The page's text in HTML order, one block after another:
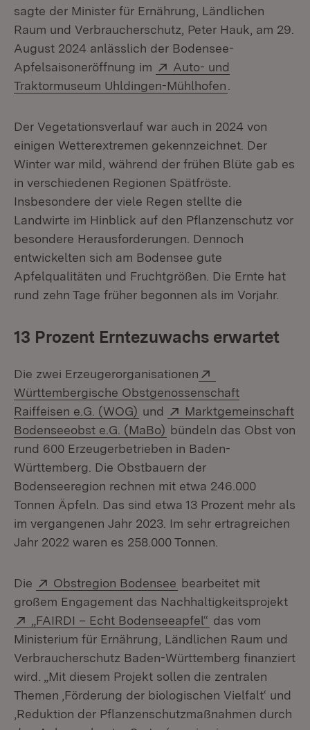
sagte der Minister für Ernährung, Ländlichen
Raum und Verbraucherschutz, Peter Hauk, am 29.
August 2024 anlässlich der Bodensee-
Apfelsaisoneröffnung im
Extern:
Auto- und
Traktormuseum Uhldingen-Mühlhofen
Der Vegetationsverlauf war auch in 2024 von
einigen Wetterextremen gekennzeichnet. Der
Winter war mild, während der frühen Blüte gab es
in verschiedenen Regionen Spätfröste.
Insbesondere der viele Regen stellte die
Landwirte im Hinblick auf den Pflanzenschutz vor
besondere Herausforderungen. Dennoch
entwickelten sich am Bodensee gute
Apfelqualitäten und Fruchtgrößen. Die Ernte hat
rund zehn Tage früher begonnen als im Vorjahr.
13 Prozent Erntezuwachs erwartet
Die zwei Erzeugerorganisationen
Württembergische Obstgenossenschaft
Raiffeisen e.G. (WOG) (Öffnet in neuem Fenster)
und Extern:
Marktgemeinschaft
Bodenseeobst e.G. (MaBo) (Öffnet in neuem Fenster)
bündeln das Obst von
rund 600 Erzeugerbetrieben in Baden-
Württemberg. Die Obstbauern der
Bodenseeregion rechnen mit etwa 246.000
Tonnen Äpfeln. Das sind etwa 13 Prozent mehr als
im vergangenen Jahr 2023. Im sehr ertragreichen
Jahr 2022 waren es 258.000 Tonnen.
Die Extern:
Obstregion Bodensee (Öffnet in neuem
bearbeitet mit
großem Engagement das Nachhaltigkeitsprojekt
Extern:
„FAIRDI – Echt Bodenseeapfel“ (Öffnet in neuem
das vom
Ministerium für Ernährung, Ländlichen Raum und
Verbraucherschutz Baden-Württemberg finanziert
wird. „Mit diesem Projekt sollen die zentralen
Themen ‚Förderung der biologischen Vielfalt‘ und
‚Reduktion der Pflanzenschutzmaßnahmen durch